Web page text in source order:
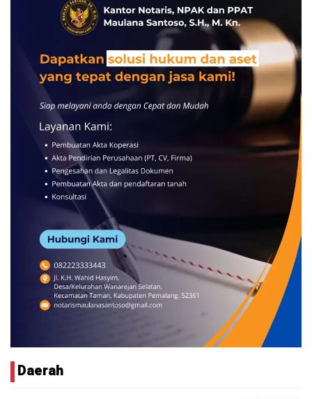
Daerah